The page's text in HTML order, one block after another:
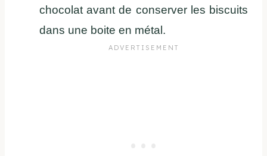
chocolat avant de conserver les biscuits
dans une boite en métal.